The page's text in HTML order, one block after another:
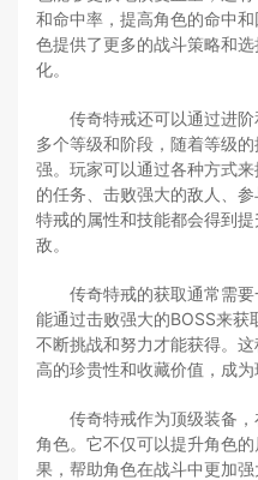
和命中率，提高角色的命中
色提供了更多的战斗策略和
化。
传奇特戒还可以通过进
多个等级和阶段，随着等级
强。玩家可以通过各种方式
的任务、击败强大的敌人、
特戒的属性和技能都会得到
敌。
传奇特戒的获取通常需
能通过击败强大的BOSS来获
不断挑战和努力才能获得。
高的珍贵性和收藏价值，成为
传奇特戒作为顶级装备
角色。它不仅可以提升角色
果，帮助角色在战斗中更加